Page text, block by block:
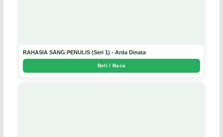
RAHASIA SANG PENULIS (Seri 1) - Arda Dinata
Beli / Baca